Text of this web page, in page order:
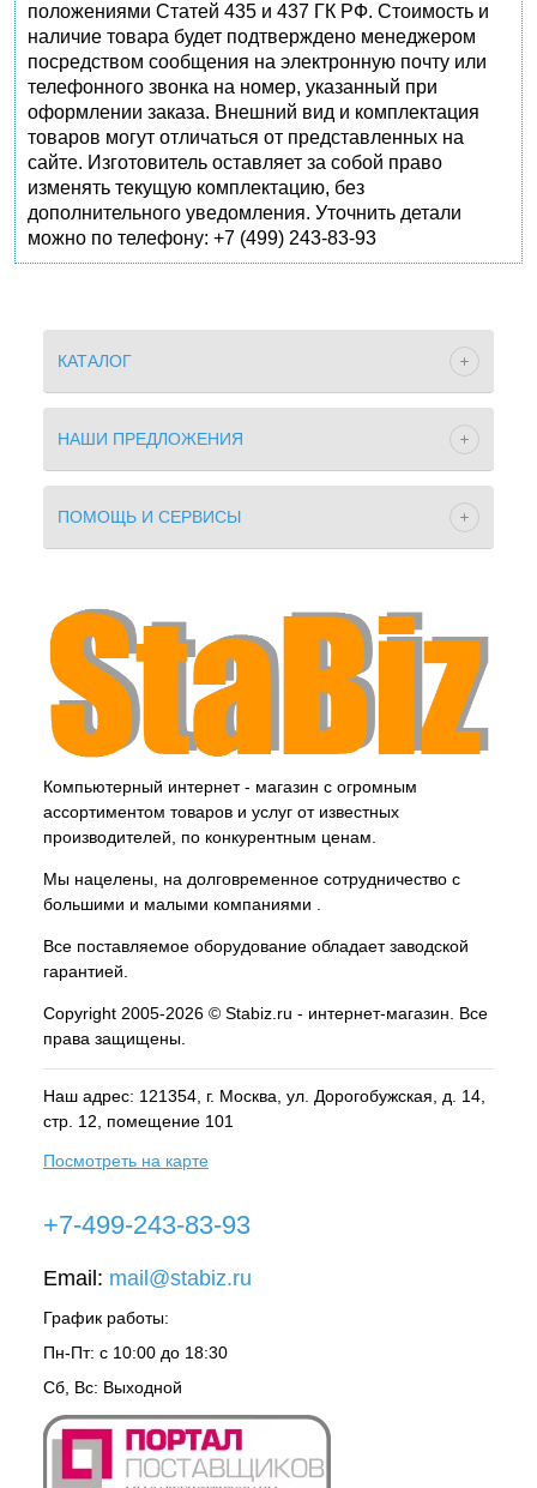
положениями Статей 435 и 437 ГК РФ. Стоимость и
наличие товара будет подтверждено менеджером
посредством сообщения на электронную почту или
телефонного звонка на номер, указанный при
оформлении заказа. Внешний вид и комплектация
товаров могут отличаться от представленных на
сайте. Изготовитель оставляет за собой право
изменять текущую комплектацию, без
дополнительного уведомления. Уточнить детали
можно по телефону: +7 (499) 243-83-93
КАТАЛОГ
НАШИ ПРЕДЛОЖЕНИЯ
ПОМОЩЬ И СЕРВИСЫ
Компьютерный интернет - магазин с огромным
ассортиментом товаров и услуг от известных
производителей, по конкурентным ценам.
Мы нацелены, на долговременное сотрудничество с
большими и малыми компаниями .
Все поставляемое оборудование обладает заводской
гарантией.
Copyright 2005-2026 © Stabiz.ru - интернет-магазин. Все
права защищены.
Наш адрес: 121354, г. Москва , ул. Дорогобужская, д. 14,
стр. 12, помещение 101
Посмотреть на карте
+7-499-243-83-93
Email: mail@stabiz.ru
График работы:
Пн-Пт: с 10:00 до 18:30
Сб, Вс: Выходной